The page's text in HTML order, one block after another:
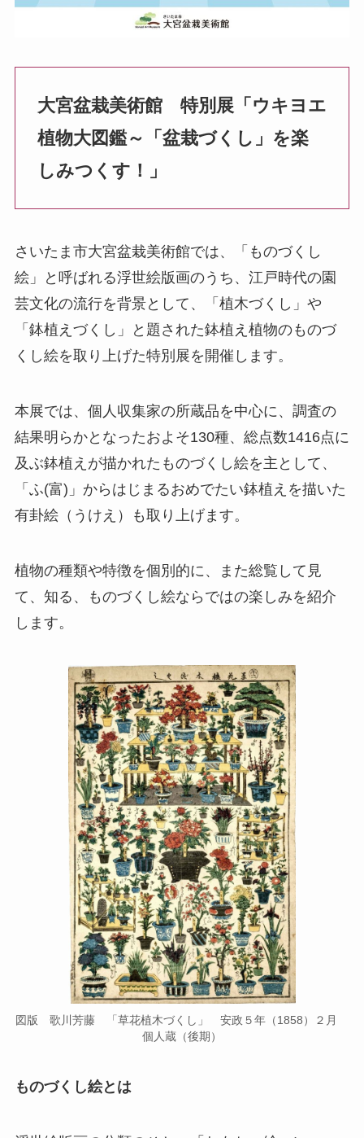
大宮盆栽美術館 特別展「ウキヨエ
植物大図鑑～「盆栽づくし」を楽
しみつくす！」
さいたま市大宮盆栽美術館では、「ものづくし
絵」と呼ばれる浮世絵版画のうち、江戸時代の園
芸文化の流行を背景として、「植木づくし」や
「鉢植えづくし」と題された鉢植え植物のものづ
くし絵を取り上げた特別展を開催します。
本展では、個人収集家の所蔵品を中心に、調査の
結果明らかとなったおよそ130種、総点数1416点に
及ぶ鉢植えが描かれたものづくし絵を主として、
「ふ(富)」からはじまるおめでたい鉢植えを描いた
有卦絵（うけえ）も取り上げます。
植物の種類や特徴を個別的に、また総覧して見
て、知る、ものづくし絵ならではの楽しみを紹介
します。
図版 歌川芳藤 「草花植木づくし」 安政５年（1858）２月
個人蔵（後期）
ものづくし絵とは